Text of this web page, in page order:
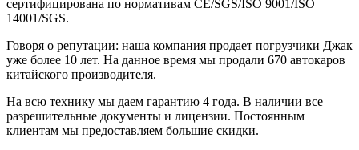
сертифицирована по нормативам CE/SGS/ISO 9001/ISO
14001/SGS.
Говоря о репутации: наша компания продает погрузчики Джак
уже более 10 лет. На данное время мы продали 670 автокаров
китайского производителя.
На всю технику мы даем гарантию 4 года. В наличии все
разрешительные документы и лицензии. Постоянным
клиентам мы предоставляем большие скидки.